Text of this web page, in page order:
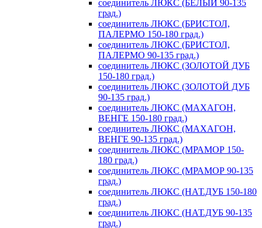
соединитель ЛЮКС (БЕЛЫЙ 90-135
град.)
соединитель ЛЮКС (БРИСТОЛ,
ПАЛЕРМО 150-180 град.)
соединитель ЛЮКС (БРИСТОЛ,
ПАЛЕРМО 90-135 град.)
соединитель ЛЮКС (ЗОЛОТОЙ ДУБ
150-180 град.)
соединитель ЛЮКС (ЗОЛОТОЙ ДУБ
90-135 град.)
соединитель ЛЮКС (МАХАГОН,
ВЕНГЕ 150-180 град.)
соединитель ЛЮКС (МАХАГОН,
ВЕНГЕ 90-135 град.)
соединитель ЛЮКС (МРАМОР 150-
180 град.)
соединитель ЛЮКС (МРАМОР 90-135
град.)
соединитель ЛЮКС (НАТ.ДУБ 150-180
град.)
соединитель ЛЮКС (НАТ.ДУБ 90-135
град.)